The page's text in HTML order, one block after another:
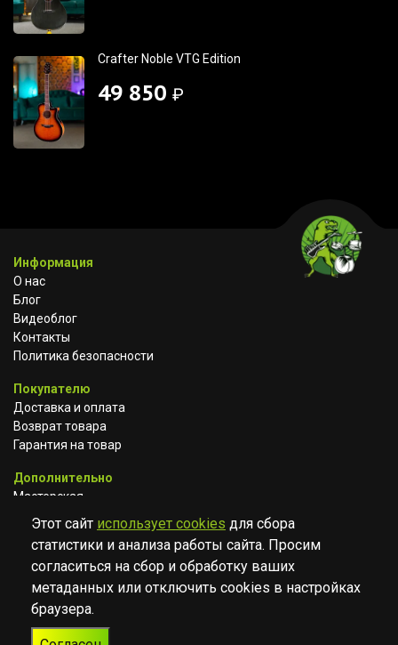
Crafter Noble VTG Edition
49 850 ₽
Информация
О нас
Блог
Видеоблог
Контакты
Политика безопасности
Покупателю
Доставка и оплата
Возврат товара
Гарантия на товар
Дополнительно
Мастерская
Сотрудничество
YOUTUBE
© Музыкальный магазин Muzik Room, 2023-2026
Этот сайт использует cookies для сбора
статистики и анализа работы сайта. Просим
согласиться на сбор и обработку ваших
метаданных или отключить cookies в настройках
браузера.